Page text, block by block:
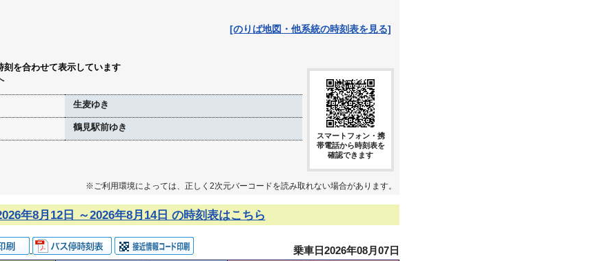
[のりば地図・他系統の時刻表を見る]
を合わせて表示しています
生麦ゆき
鶴見駅前ゆき
スマートフォン・携
帯電話から時刻表を
確認できます
※ご利用環境によっては、正しく2次元バーコードを読み取れない場合があります。
年8月12日 ～2026年8月14日 の時刻表はこちら
乗車日2026年08月07日